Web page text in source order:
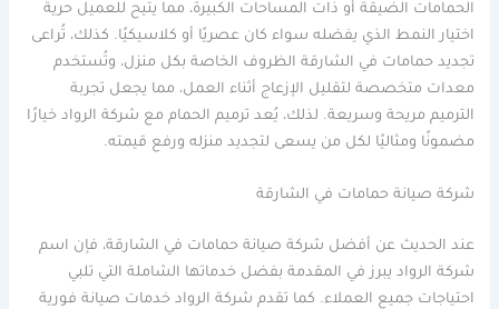
الحمامات الضيقة أو ذات المساحات الكبيرة، مما يتيح للعميل حرية
اختيار النمط الذي يفضله سواء كان عصريًا أو كلاسيكيًا. كذلك، تُراعى
تجديد حمامات في الشارقة الظروف الخاصة بكل منزل، وتُستخدم
معدات متخصصة لتقليل الإزعاج أثناء العمل، مما يجعل تجربة
الترميم مريحة وسريعة. لذلك، يُعد ترميم الحمام مع شركة الرواد خيارًا
مضمونًا ومثاليًا لكل من يسعى لتجديد منزله ورفع قيمته.
شركة صيانة حمامات في الشارقة
عند الحديث عن أفضل شركة صيانة حمامات في الشارقة، فإن اسم
شركة الرواد يبرز في المقدمة بفضل خدماتها الشاملة التي تلبي
احتياجات جميع العملاء. كما تقدم شركة الرواد خدمات صيانة فورية